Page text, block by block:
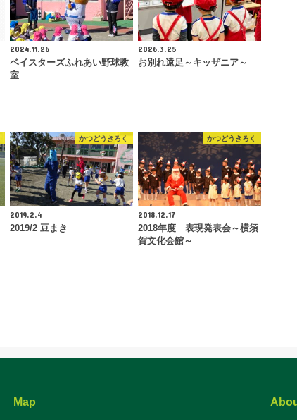
2024.11.26
ベイスターズふれあい野球教
室
2026.3.25
お別れ遠足～キッザニア～
かつどうきろく
2019.2.4
2019/2 豆まき
かつどうきろく
2018.12.17
2018年度 表現発表会～横須
賀文化会館～
Map